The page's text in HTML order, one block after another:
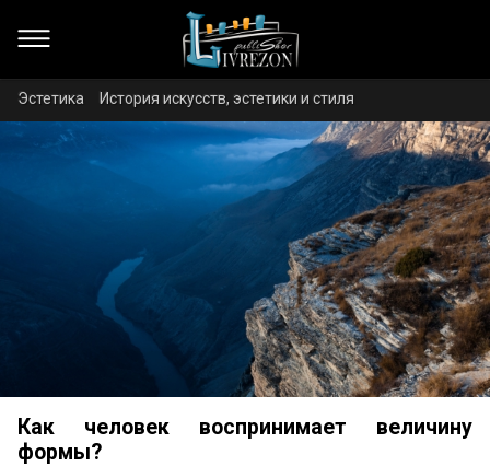
Эстетика История искусств, эстетики и стиля
Как человек воспринимает величину
формы?